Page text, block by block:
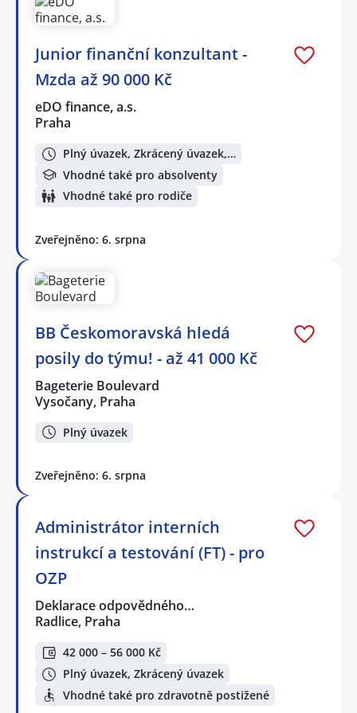
Junior finanční konzultant -
Mzda až 90 000 Kč
eDO finance, a.s.
Praha
Plný úvazek, Zkrácený úvazek,…
Vhodné také pro absolventy
Vhodné také pro rodiče
Zveřejněno: 6. srpna
BB Českomoravská hledá
posily do týmu! - až 41 000 Kč
Bageterie Boulevard
Vysočany, Praha
Plný úvazek
Zveřejněno: 6. srpna
Administrátor interních
instrukcí a testování (FT) - pro
OZP
Deklarace odpovědného…
Radlice, Praha
42 000 – 56 000 Kč
Plný úvazek, Zkrácený úvazek
Vhodné také pro zdravotně postižené